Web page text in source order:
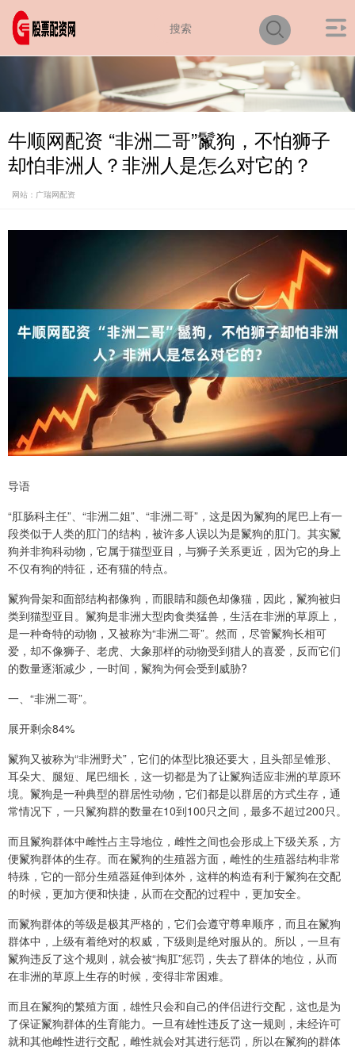
牛顺网配资 “非洲二哥”鬣狗，不怕狮子
却怕非洲人？非洲人是怎么对它的？
网站：广瑞网配资
导语
“肛肠科主任”、“非洲二姐”、“非洲二哥”，这是因为鬣狗的尾巴上有一
段类似于人类的肛门的结构，被许多人误以为是鬣狗的肛门。其实鬣
狗并非狗科动物，它属于猫型亚目，与狮子关系更近，因为它的身上
不仅有狗的特征，还有猫的特点。
鬣狗骨架和面部结构都像狗，而眼睛和颜色却像猫，因此，鬣狗被归
类到猫型亚目。鬣狗是非洲大型肉食类猛兽，生活在非洲的草原上，
是一种奇特的动物，又被称为“非洲二哥”。然而，尽管鬣狗长相可
爱，却不像狮子、老虎、大象那样的动物受到猎人的喜爱，反而它们
的数量逐渐减少，一时间，鬣狗为何会受到威胁?
一、“非洲二哥”。
展开剩余84%
鬣狗又被称为“非洲野犬”，它们的体型比狼还要大，且头部呈锥形、
耳朵大、腿短、尾巴细长，这一切都是为了让鬣狗适应非洲的草原环
境。鬣狗是一种典型的群居性动物，它们都是以群居的方式生存，通
常情况下，一只鬣狗群的数量在10到100只之间，最多不超过200只。
而且鬣狗群体中雌性占主导地位，雌性之间也会形成上下级关系，方
便鬣狗群体的生存。而在鬣狗的生殖器方面，雌性的生殖器结构非常
特殊，它的一部分生殖器延伸到体外，这样的构造有利于鬣狗在交配
的时候，更加方便和快捷，从而在交配的过程中，更加安全。
而鬣狗群体的等级是极其严格的，它们会遵守尊卑顺序，而且在鬣狗
群体中，上级有着绝对的权威，下级则是绝对服从的。所以，一旦有
鬣狗违反了这个规则，就会被“掏肛”惩罚，失去了群体的地位，从而
在非洲的草原上生存的时候，变得非常困难。
而且在鬣狗的繁殖方面，雄性只会和自己的伴侣进行交配，这也是为
了保证鬣狗群体的生育能力。一旦有雄性违反了这一规则，未经许可
就和其他雌性进行交配，雌性就会对其进行惩罚，所以在鬣狗的群体